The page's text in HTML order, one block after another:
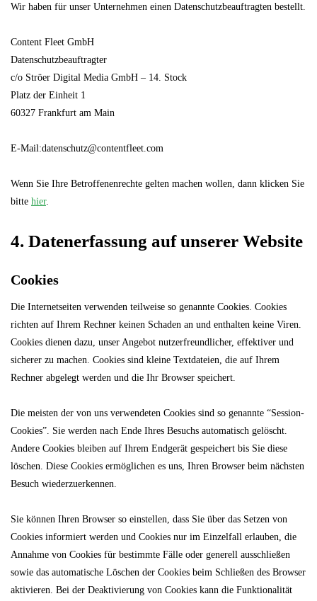
Wir haben für unser Unternehmen einen Datenschutzbeauftragten bestellt.
Content Fleet GmbH
Datenschutzbeauftragter
c/o Ströer Digital Media GmbH – 14. Stock
Platz der Einheit 1
60327 Frankfurt am Main
E-Mail:datenschutz@contentfleet.com
Wenn Sie Ihre Betroffenenrechte gelten machen wollen, dann klicken Sie
bitte hier.
4. Datenerfassung auf unserer Website
Cookies
Die Internetseiten verwenden teilweise so genannte Cookies. Cookies
richten auf Ihrem Rechner keinen Schaden an und enthalten keine Viren.
Cookies dienen dazu, unser Angebot nutzerfreundlicher, effektiver und
sicherer zu machen. Cookies sind kleine Textdateien, die auf Ihrem
Rechner abgelegt werden und die Ihr Browser speichert.
Die meisten der von uns verwendeten Cookies sind so genannte “Session-
Cookies”. Sie werden nach Ende Ihres Besuchs automatisch gelöscht.
Andere Cookies bleiben auf Ihrem Endgerät gespeichert bis Sie diese
löschen. Diese Cookies ermöglichen es uns, Ihren Browser beim nächsten
Besuch wiederzuerkennen.
Sie können Ihren Browser so einstellen, dass Sie über das Setzen von
Cookies informiert werden und Cookies nur im Einzelfall erlauben, die
Annahme von Cookies für bestimmte Fälle oder generell ausschließen
sowie das automatische Löschen der Cookies beim Schließen des Browser
aktivieren. Bei der Deaktivierung von Cookies kann die Funktionalität